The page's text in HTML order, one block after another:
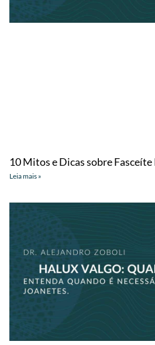
10 Mitos e Dicas sobre
Leia mais »